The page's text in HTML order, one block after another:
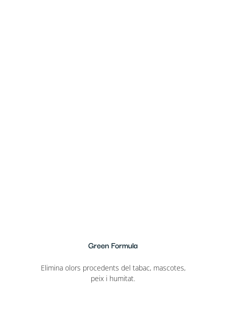
Green Formula
Elimina olors procedents del tabac, mascotes,
peix i humitat.